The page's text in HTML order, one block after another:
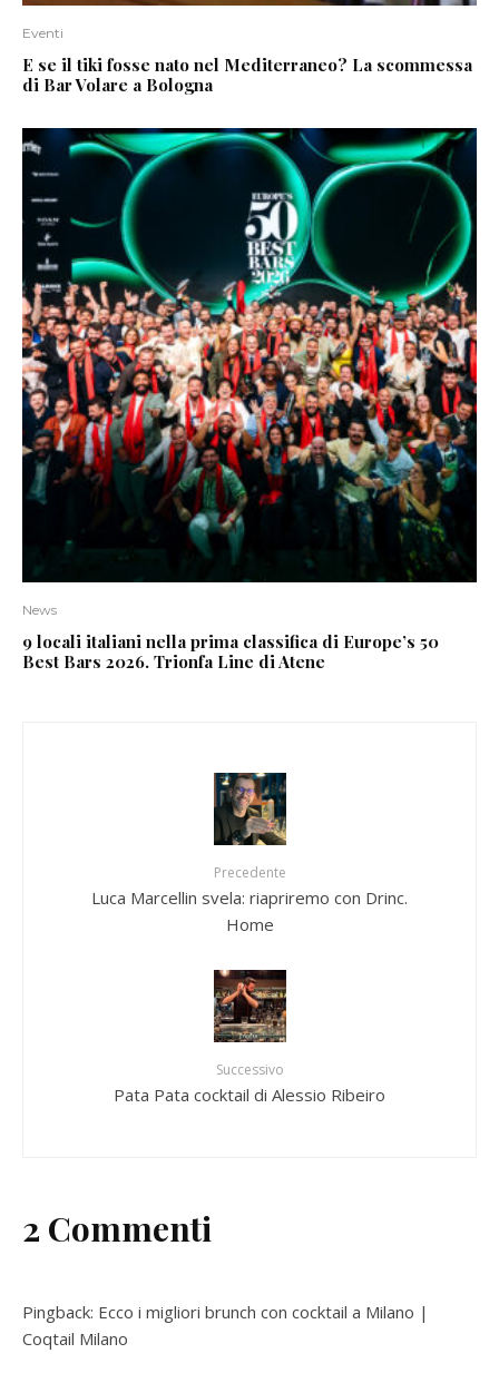
Eventi
E se il tiki fosse nato nel Mediterraneo? La scommessa
di Bar Volare a Bologna
News
9 locali italiani nella prima classifica di Europe’s 50
Best Bars 2026. Trionfa Line di Atene
Precedente
Luca Marcellin svela: riapriremo con Drinc.
Home
Successivo
Pata Pata cocktail di Alessio Ribeiro
2 Commenti
Pingback: Ecco i migliori brunch con cocktail a Milano |
Coqtail Milano